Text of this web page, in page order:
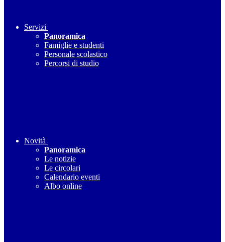
Servizi
Panoramica
Famiglie e studenti
Personale scolastico
Percorsi di studio
Novità
Panoramica
Le notizie
Le circolari
Calendario eventi
Albo online